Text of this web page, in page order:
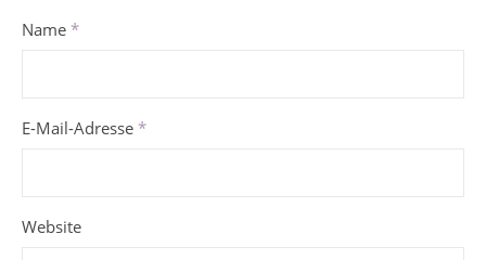
Name *
E-Mail-Adresse *
Website